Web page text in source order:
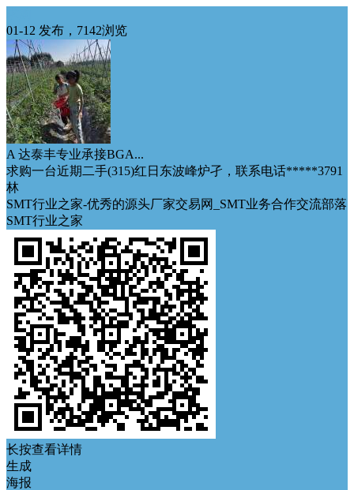
01-12 发布，7142浏览
A 达泰丰专业承接BGA...
求购一台近期二手(315)红日东波峰炉孑，联系电话*****3791
林
SMT行业之家-优秀的源头厂家交易网_SMT业务合作交流部落
SMT行业之家
长按查看详情
生成
海报